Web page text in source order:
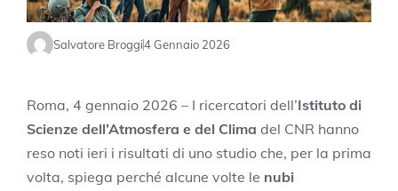
Salvatore Broggi4 Gennaio 2026
Roma, 4 gennaio 2026 – I ricercatori dell’Istituto di
Scienze dell’Atmosfera e del Clima del CNR hanno
reso noti ieri i risultati di uno studio che, per la prima
volta, spiega perché alcune volte le nubi